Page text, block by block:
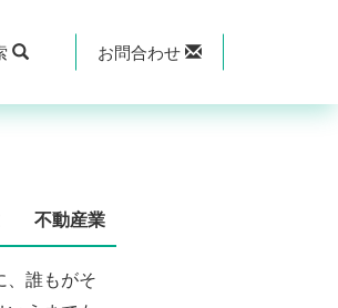
お問合わせ
不動産業
、誰もがそ